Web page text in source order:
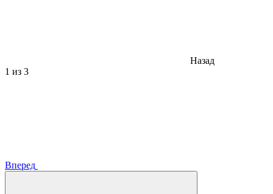
Назад
1 из 3
Вперед